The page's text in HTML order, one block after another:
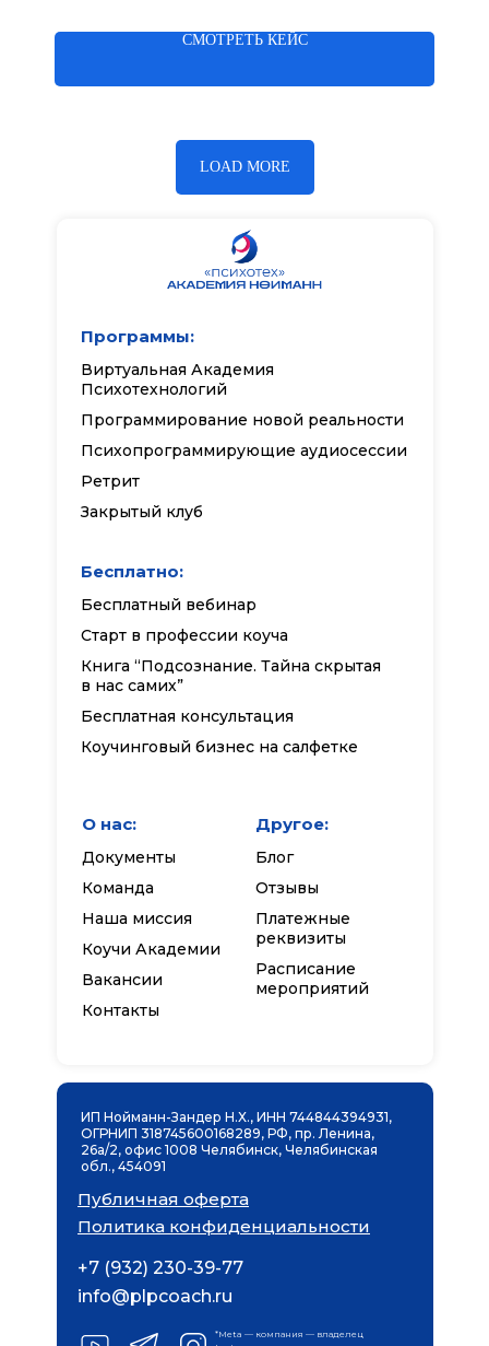
СМОТРЕТЬ КЕЙС
LOAD MORE
ИП Нойманн-Зандер Н.Х., ИНН 744844394931,
ОГРНИП 318745600168289, РФ, пр. Ленина,
26а/2, офис 1008 Челябинск, Челябинская
обл., 454091
Публичная оферта
Политика конфиденциальности
info@plpcoach.ru
+7 (932) 230-39-77
*Meta — компания — владелец
Бесплатный вебинар
Книга “Подсознание. Тайна скрытая
в нас самих”
Старт в профессии коуча
Бесплатно:
Бесплатная консультация
Коучинговый бизнес на салфетке
Блог
Отзывы
Другое:
Платежные
реквизиты
Расписание
мероприятий
Программы:
Виртуальная Академия
Психотехнологий
Программирование новой реальности
Психопрограммирующие аудиосессии
Закрытый клуб
Ретрит
Команда
Документы
О нас:
Наша миссия
Коучи Академии
Вакансии
Контакты